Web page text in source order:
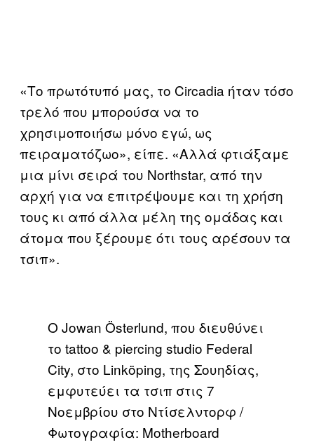
«Το πρωτότυπό μας, το Circadia ήταν τόσο
τρελό που μπορούσα να το
χρησιμοποιήσω μόνο εγώ, ως
πειραματόζωο», είπε. «Αλλά φτιάξαμε
μια μίνι σειρά του Northstar, από την
αρχή για να επιτρέψουμε και τη χρήση
τους κι από άλλα μέλη της ομάδας και
άτομα που ξέρουμε ότι τους αρέσουν τα
τσιπ».
Ο Jowan Österlund, που διευθύνει
το tattoo & piercing studio Federal
City, στο Linköping, της Σουηδίας,
εμφυτεύει τα τσιπ στις 7
Νοεμβρίου στο Ντίσελντορφ /
Φωτογραφία: Motherboard